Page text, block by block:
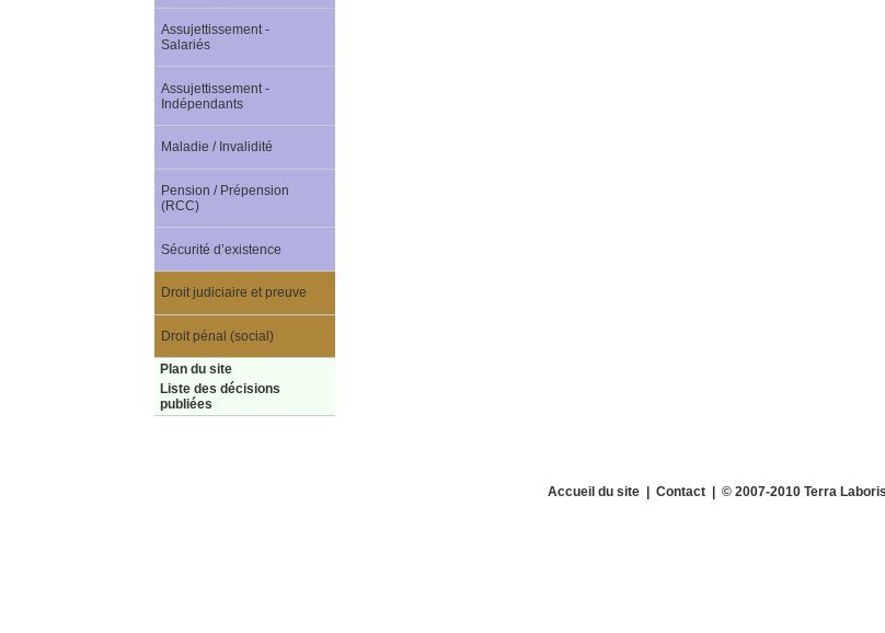
Assujettissement -
Salariés
Assujettissement -
Indépendants
Maladie / Invalidité
Pension / Prépension
(RCC)
Sécurité d’existence
Droit judiciaire et preuve
Droit pénal (social)
Plan du site
Liste des décisions
publiées
Accueil du site| Contact| © 2007-2010 Terra